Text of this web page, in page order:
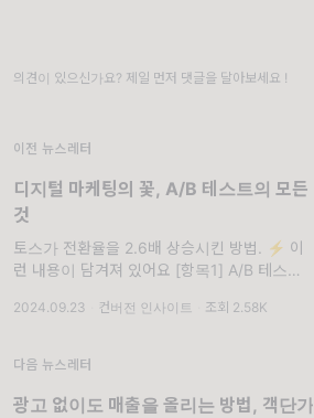
의견이 있으신가요? 제일 먼저 댓글을 달아보세요 !
이전 뉴스레터
디지털 마케팅의 꽃, A/B 테스트의 모든
것
토스가 전환율을 2.6배 상승시킨 방법. ⚡ 이
런 내용이 담겨져 있어요 [항목1] A/B 테스트
요. /// [항목2] A/B 테스트의 장단점과 유용한
2024.09.23 컨버전 인사이트 조회 2.58K
다음 뉴스레터
광고 없이도 매출을 올리는 방법, 객단가